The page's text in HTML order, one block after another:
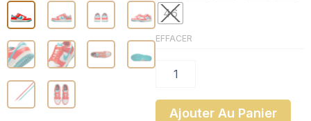
46
EFFACER
Low
Retro
Ajouter Au Panier